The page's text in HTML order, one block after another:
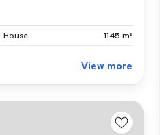
House 1145 m²
View more